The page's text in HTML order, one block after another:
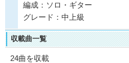
編成：ソロ・ギター
グレード：中上級
収載曲一覧
24曲を収載